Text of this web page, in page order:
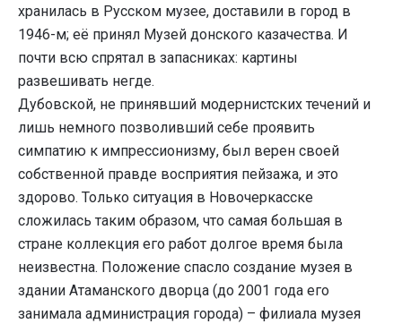
хранилась в Русском музее, доставили в город в
1946-м; её принял Музей донского казачества. И
почти всю спрятал в запасниках: картины
развешивать негде.
Дубовской, не принявший модернистских течений и
лишь немного позволивший себе проявить
симпатию к импрессионизму, был верен своей
собственной правде восприятия пейзажа, и это
здорово. Только ситуация в Новочеркасске
сложилась таким образом, что самая большая в
стране коллекция его работ долгое время была
неизвестна. Положение спасло создание музея в
здании Атаманского дворца (до 2001 года его
занимала администрация города) – филиала музея